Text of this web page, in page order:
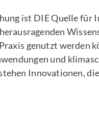
ist DIE Quelle für
genutzt werden
und
Innovationen,